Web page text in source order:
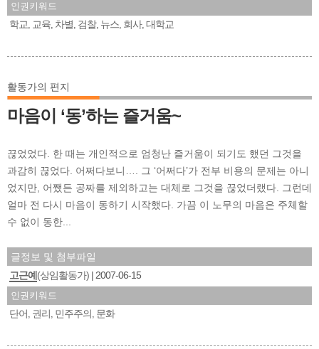
인권키워드
학교 교육 차별 검찰, 뉴스 회사, 대학교
활동가의 편지
마음이 ‘동’하는 즐거움~
끊었었다. 한 때는 개인적으로 엄청난 즐거움이 되기도 했던 그것을
과감히 끊었다. 어쩌다보니…. 그 ‘어쩌다’가 전부 비용의 문제는 아니
었지만, 어쨌든 공짜를 제외하고는 대체로 그것을 끊었더랬다. 그런데
얼마 전 다시 마음이 동하기 시작했다. 가끔 이 노무의 마음은 주체할
수 없이 동한...
글정보 및 첨부파일
고근예 (상임활동가) 2007-06-15
인권키워드
단어 권리 민주주의 문화